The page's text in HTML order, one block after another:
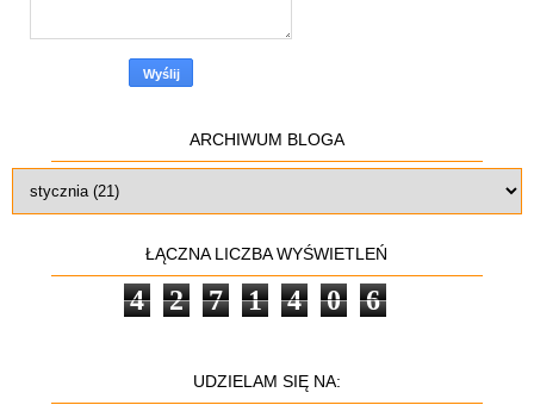
ARCHIWUM BLOGA
ŁĄCZNA LICZBA WYŚWIETLEŃ
4 2 7 1 4 0 6
UDZIELAM SIĘ NA: